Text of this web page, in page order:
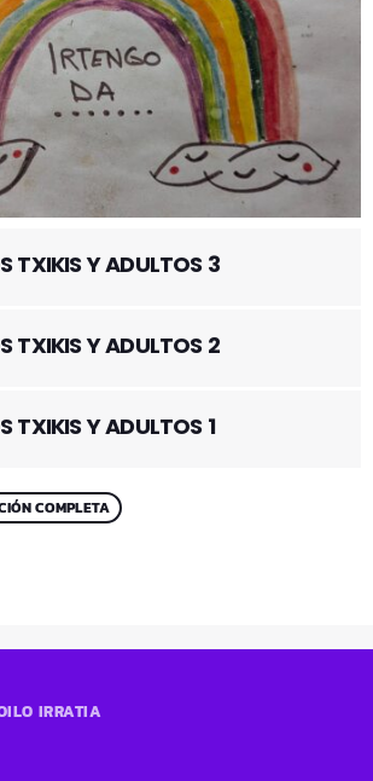
TXIKIS Y ADULTOS 1
TXIKIS Y ADULTOS 2
TXIKIS Y ADULTOS 3
COMPLETA
IRRATIA